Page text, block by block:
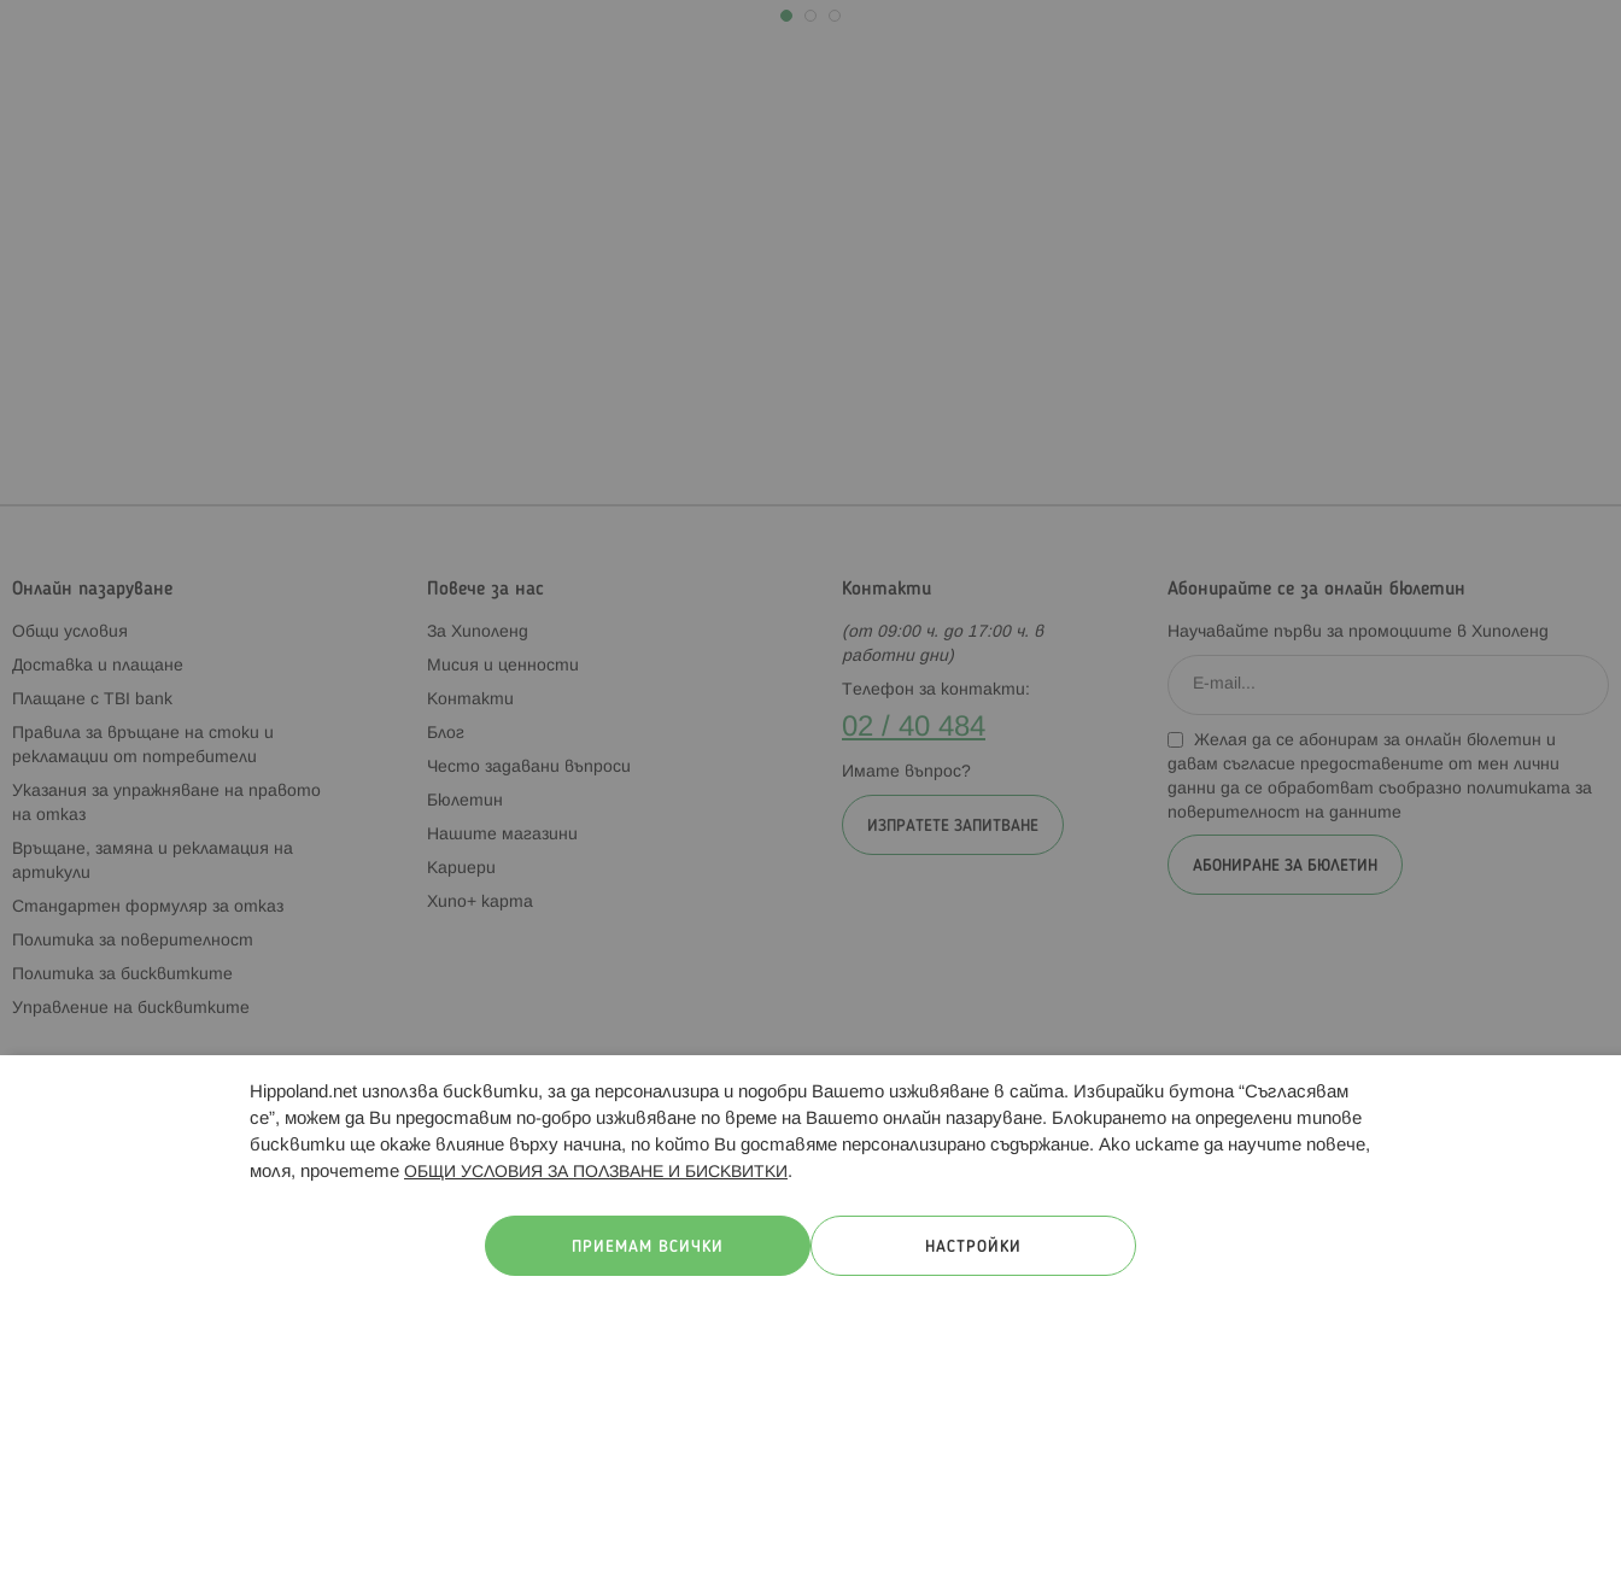
Онлайн пазаруване
Общи условия
Доставка и плащане
Плащане с TBI bank
Правила за връщане на стоки и
рекламации от потребители
Указания за упражняване на правото
на отказ
Връщане, замяна и рекламация на
артикули
Стандартен формуляр за отказ
Политика за поверителност
Политика за бисквитките
Управление на бисквитките
Повече за нас
За Хиполенд
Мисия и ценности
Контакти
Блог
Често задавани въпроси
Бюлетин
Нашите магазини
Кариери
Хипо+ карта
Контакти
(от 09:00 ч. до 17:00 ч. в
работни дни)
Телефон за контакти:
02 / 40 484
Имате въпрос?
ИЗПРАТЕТЕ ЗАПИТВАНЕ
Абонирайте се за онлайн бюлетин
Научавайте първи за промоциите в Хиполенд
Желая да се абонирам за онлайн бюлетин и
давам съгласие предоставените от мен лични
данни да се обработват съобразно политиката за
поверителност на данните
АБОНИРАНЕ ЗА БЮЛЕТИН
Брошури Магазини Свързани сайтове: Hippoland.ro Последвайте ни:
Hippoland.net използва бисквитки, за да персонализира и подобри Вашето изживяване в сайта. Избирайки бутона “Съгласявам
се”, можем да Ви предоставим по-добро изживяване по време на Вашето онлайн пазаруване. Блокирането на определени типове
бисквитки ще окаже влияние върху начина, по който Ви доставяме персонализирано съдържание. Ако искате да научите повече,
моля, прочетете ОБЩИ УСЛОВИЯ ЗА ПОЛЗВАНЕ И БИСКВИТКИ .
ПРИЕМАМ ВСИЧКИ НАСТРОЙКИ